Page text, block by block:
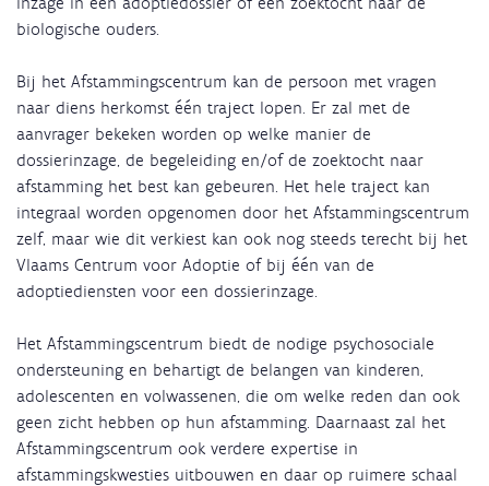
biologische ouders.
Bij het Afstammingscentrum kan de persoon met vragen
naar diens herkomst één traject lopen. Er zal met de
aanvrager bekeken worden op welke manier de
dossierinzage, de begeleiding en/of de zoektocht naar
afstamming het best kan gebeuren. Het hele traject kan
integraal worden opgenomen door het Afstammingscentrum
zelf, maar wie dit verkiest kan ook nog steeds terecht bij het
Vlaams Centrum voor Adoptie of bij één van de
adoptiediensten voor een dossierinzage.
Het Afstammingscentrum biedt de nodige psychosociale
ondersteuning en behartigt de belangen van kinderen,
adolescenten en volwassenen, die om welke reden dan ook
geen zicht hebben op hun afstamming. Daarnaast zal het
Afstammingscentrum ook verdere expertise in
afstammingskwesties uitbouwen en daar op ruimere schaal